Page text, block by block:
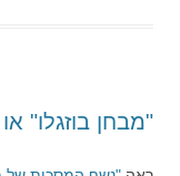
"מבחן בוזגלו"